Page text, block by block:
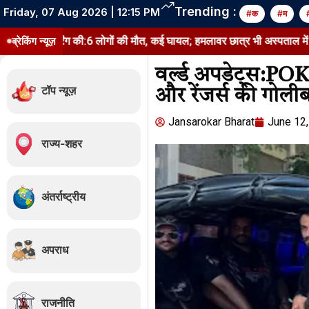
Friday, 07 Aug 2026 | 12:15 PM Trending : #क #म
ब्रेकिंग न्यूज़
की:6 लोगों की मौत, कई घायल; हमलावर छात्र भी अस्पताल में भर्ती
टॉप न्यूज़
राज्य-शहर
अंतर्राष्ट्रीय
अपराध
राजनीति
वर्ल्ड अपडेट्स:POK
और रेंजर्स की
Jansarokar Bharat June